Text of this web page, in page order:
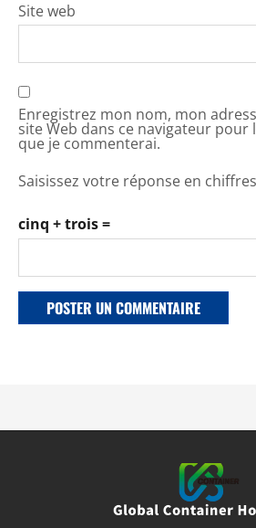
Site web
Enregistrez mon nom, mon
site Web dans ce navigateur pour
que je commenterai.
Saisissez votre réponse en chiffres
cinq + trois =